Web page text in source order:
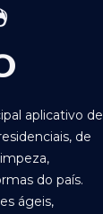
aplicativo de
de
do país.
ágeis,